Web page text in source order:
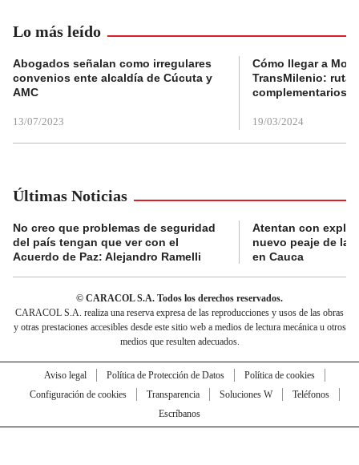
Lo más leído
Abogados señalan como irregulares
convenios ente alcaldía de Cúcuta y
AMC
13/07/2023
Cómo llegar a
TransMilenio:
complementarios
19/03/2024
Últimas Noticias
No creo que problemas de seguridad
del país tengan que ver con el
Acuerdo de Paz: Alejandro Ramelli
Atentan con
nuevo peaje de la
en Cauca
© CARACOL S.A. Todos los derechos reservados.
CARACOL S.A. realiza una reserva expresa de las reproducciones y usos de las obras
y otras prestaciones accesibles desde este sitio web a medios de lectura mecánica u otros
medios que resulten adecuados.
Aviso legal Política de Protección de Datos
Política de cookies
Configuración de cookies
Transparencia Soluciones W
Teléfonos
Escríbanos